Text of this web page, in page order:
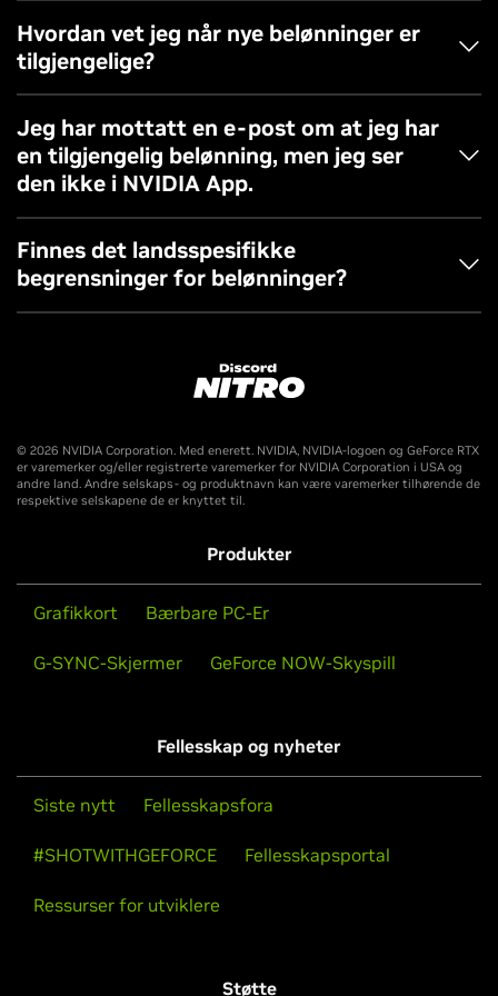
Belønninger er kun tilgjengelige gjennom innløsningssiden
i NVIDIA App.
Hvordan vet jeg når nye belønninger er
tilgjengelige?
Følg GeForce-kanalene og oppdater e-postinnstillingene
dine for å holde deg oppdatert om når nye belønninger er
tilgjengelige.
Jeg har mottatt en e-post om at jeg har
en tilgjengelig belønning, men jeg ser
den ikke i NVIDIA App.
Sjekk innstillingene for NVIDIA-kontoen din for å sikre at
du har valgt å motta belønninger. Du kan også kontakte
kundestøtteteamet vårt hvis du har flere spørsmål.
Finnes det landsspesifikke
begrensninger for belønninger?
Hviterussland, Sudan, Syria og Venezuela. (ugyldig der det
er forbudt ved lov).
© 2026 NVIDIA Corporation. Med enerett. NVIDIA, NVIDIA-logoen og GeForce RTX
er varemerker og/eller registrerte varemerker for NVIDIA Corporation i USA og
andre land. Andre selskaps- og produktnavn kan være varemerker tilhørende de
respektive selskapene de er knyttet til.
Produkter
Grafikkort Bærbare PC-Er
G-SYNC-Skjermer GeForce NOW-Skyspill
Fellesskap og nyheter
Siste nytt Fellesskapsfora
#SHOTWITHGEFORCE Fellesskapsportal
Ressurser for utviklere
Støtte